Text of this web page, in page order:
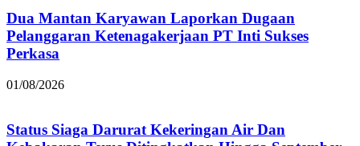
Dua Mantan Karyawan Laporkan Dugaan
Pelanggaran Ketenagakerjaan PT Inti Sukses
Perkasa
01/08/2026
Status Siaga Darurat Kekeringan Air Dan